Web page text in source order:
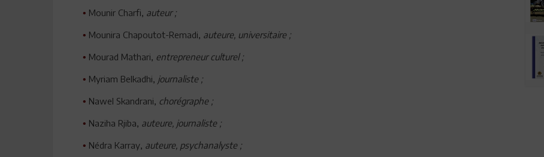
• Mounir Charfi, auteur ;
• Mounira Chapoutot-Remadi, auteure, universitaire ;
• Mourad Mathari, entrepreneur culturel ;
• Myriam Belkadhi, journaliste ;
• Nawel Skandrani, chorégraphe ;
• Naziha Rjiba, auteure, journaliste ;
• Nédra Karray, auteure, psychanalyste ;